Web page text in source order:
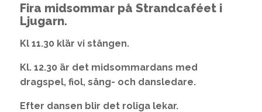
Fira midsommar på Strandcaféet i
Ljugarn.
Kl 11.30 klär vi stången.
Kl. 12.30 är det midsommardans med
dragspel, fiol, sång- och dansledare.
Efter dansen blir det roliga lekar.